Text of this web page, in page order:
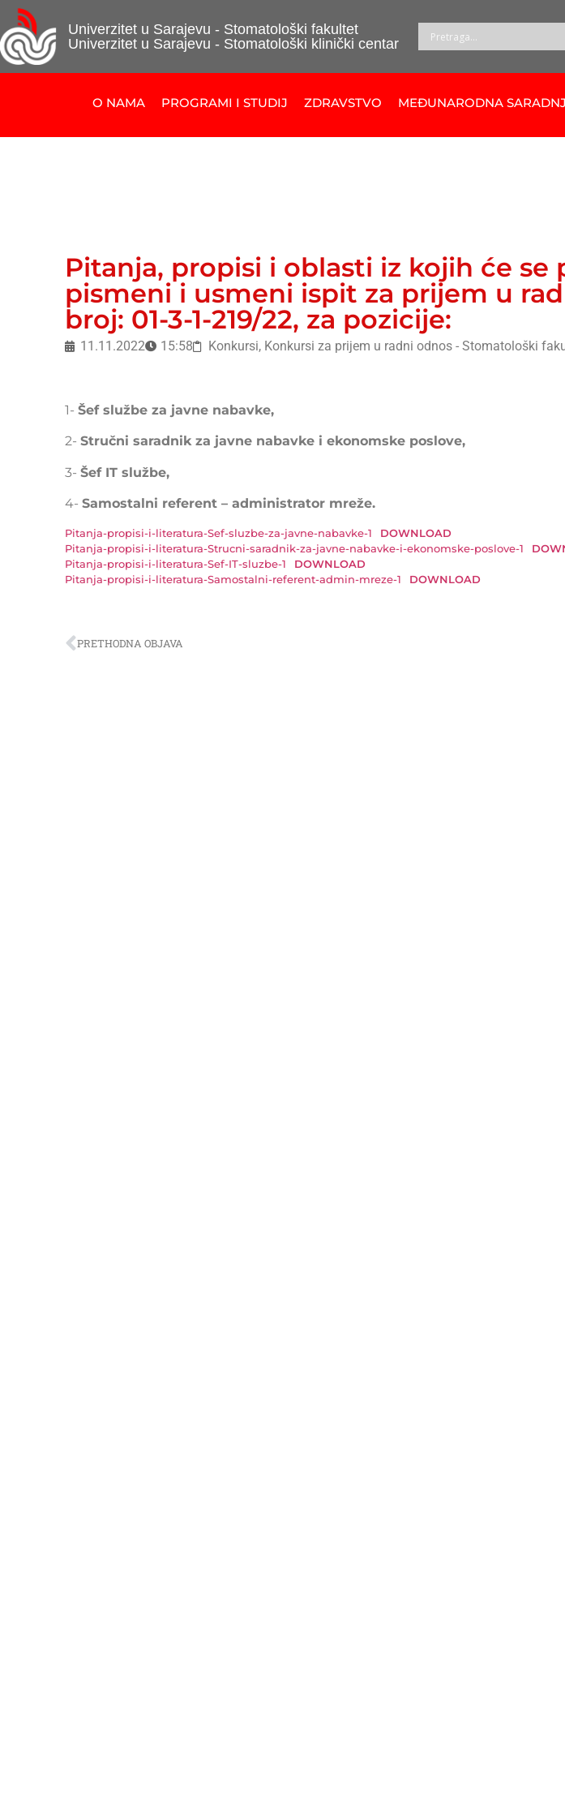
Univerzitet u Sarajevu - Stomatološki fakultet
Univerzitet u Sarajevu - Stomatološki klinički centar
O NAMA PROGRAMI I STUDIJ ZDRAVSTVO MEĐUNARODNA
Pitanja, propisi i oblasti iz kojih će se
pismeni i usmeni ispit za prijem u
broj: 01-3-1-219/22, za pozicije:
11.11.2022 15:58 Konkursi, Konkursi za prijem u radni odnos - Stomatološki
1- Šef službe za javne nabavke,
2- Stručni saradnik za javne nabavke i ekonomske poslove,
3- Šef IT službe,
4- Samostalni referent – administrator mreže.
Pitanja-propisi-i-literatura-Sef-sluzbe-za-javne-nabavke-1
DOWNLOAD
Pitanja-propisi-i-literatura-Strucni-saradnik-za-javne-nabavke-i-ekonomske-poslove-1
Pitanja-propisi-i-literatura-Sef-IT-sluzbe-1
DOWNLOAD
Pitanja-propisi-i-literatura-Samostalni-referent-admin-mreze-1
DOWNLOAD
PRETHODNA OBJAVA